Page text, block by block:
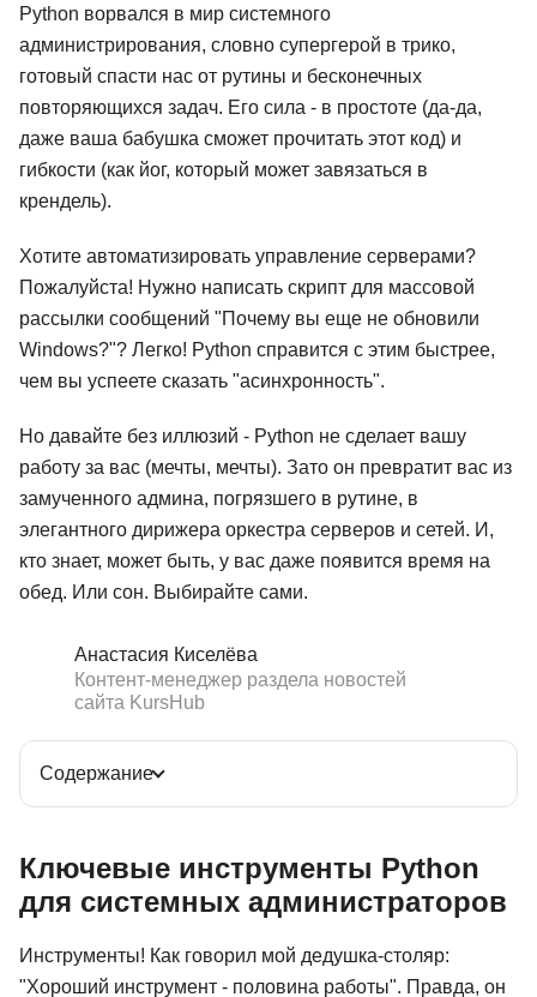
Python ворвался в мир системного
администрирования, словно супергерой в трико,
готовый спасти нас от рутины и бесконечных
повторяющихся задач. Его сила - в простоте (да-да,
даже ваша бабушка сможет прочитать этот код) и
гибкости (как йог, который может завязаться в
крендель).
Хотите автоматизировать управление серверами?
Пожалуйста! Нужно написать скрипт для массовой
рассылки сообщений "Почему вы еще не обновили
Windows?"? Легко! Python справится с этим быстрее,
чем вы успеете сказать "асинхронность".
Но давайте без иллюзий - Python не сделает вашу
работу за вас (мечты, мечты). Зато он превратит вас из
замученного админа, погрязшего в рутине, в
элегантного дирижера оркестра серверов и сетей. И,
кто знает, может быть, у вас даже появится время на
обед. Или сон. Выбирайте сами.
Анастасия Киселёва
Контент-менеджер раздела новостей
сайта KursHub
Содержание
Ключевые инструменты Python
для системных администраторов
Инструменты! Как говорил мой дедушка-столяр:
"Хороший инструмент - половина работы". Правда, он